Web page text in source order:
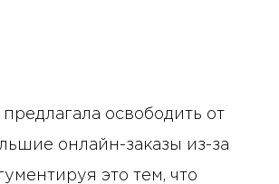
освободить от
онлайн-заказы из-за
это тем, что